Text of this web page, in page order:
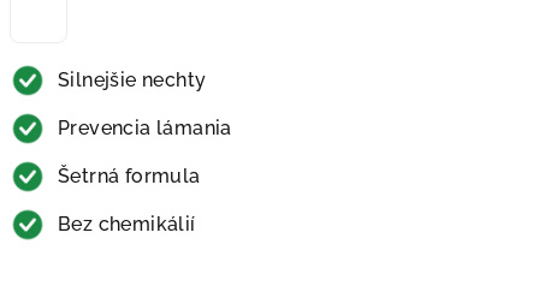
Silnejšie nechty
Prevencia lámania
Šetrná formula
Bez chemikálií